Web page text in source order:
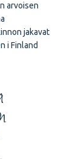
arvoisen
jakavat
i Finland